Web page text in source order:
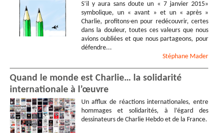
S’il y aura sans doute un « 7 janvier 2015»
symbolique, un « avant » et un « après »
Charlie, profitons-en pour redécouvrir, certes
dans la douleur, toutes ces valeurs que nous
avions oubliées et que nous partageons, pour
défendre...
Stéphane Mader
Quand le monde est Charlie… la solidarité
internationale à l’œuvre
Un afflux de réactions internationales, entre
hommages et solidarités, à l’égard des
dessinateurs de Charlie Hebdo et de la France.